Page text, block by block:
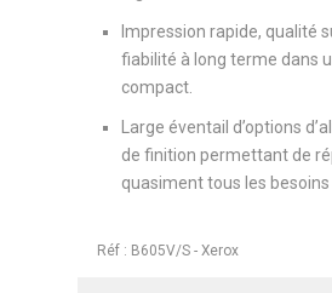
Impression rapide, qualité
fiabilité à long terme dans
compact.
Large éventail d’options
de finition permettant de
quasiment tous les besoins
Réf : B605V/S - Xerox